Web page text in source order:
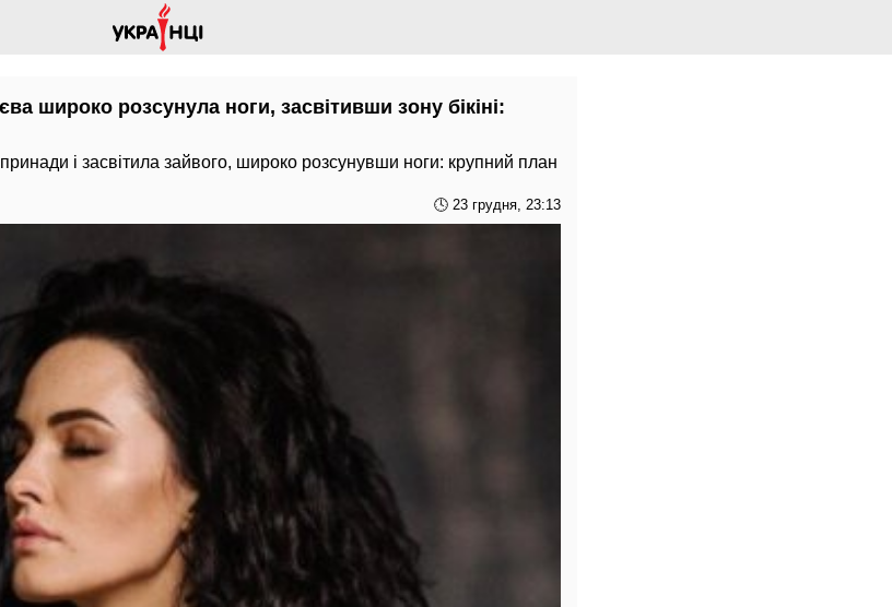
широко розсунула ноги, засвітивши зону бікіні:
і засвітила зайвого, широко розсунувши ноги: крупний план
🕓 23 грудня, 23:13